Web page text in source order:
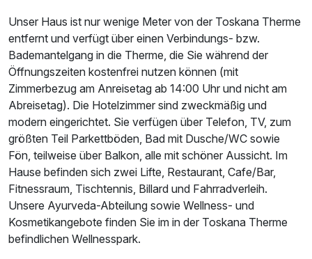
Ausstattung
Unser Haus ist nur wenige Meter von der Toskana Therme
entfernt und verfügt über einen Verbindungs- bzw.
Bademantelgang in die Therme, die Sie während der
Öffnungszeiten kostenfrei nutzen können (mit
Zimmerbezug am Anreisetag ab 14:00 Uhr und nicht am
Abreisetag). Die Hotelzimmer sind zweckmäßig und
modern eingerichtet. Sie verfügen über Telefon, TV, zum
größten Teil Parkettböden, Bad mit Dusche/WC sowie
Fön, teilweise über Balkon, alle mit schöner Aussicht. Im
Hause befinden sich zwei Lifte, Restaurant, Cafe/Bar,
Fitnessraum, Tischtennis, Billard und Fahrradverleih.
Unsere Ayurveda-Abteilung sowie Wellness- und
Kosmetikangebote finden Sie im in der Toskana Therme
befindlichen Wellnesspark.